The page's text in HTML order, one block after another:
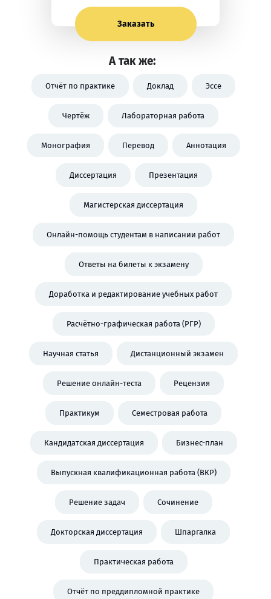
Заказать
А так же:
Отчёт по практике Доклад Эссе
Чертёж Лабораторная работа
Монография Перевод Аннотация
Диссертация Презентация
Магистерская диссертация
Онлайн-помощь студентам в написании работ
Ответы на билеты к экзамену
Доработка и редактирование учебных работ
Расчётно-графическая работа (РГР)
Научная статья Дистанционный экзамен
Решение онлайн-теста Рецензия
Практикум Семестровая работа
Кандидатская диссертация Бизнес-план
Выпускная квалификационная работа (ВКР)
Решение задач Сочинение
Докторская диссертация Шпаргалка
Практическая работа
Отчёт по преддипломной практике